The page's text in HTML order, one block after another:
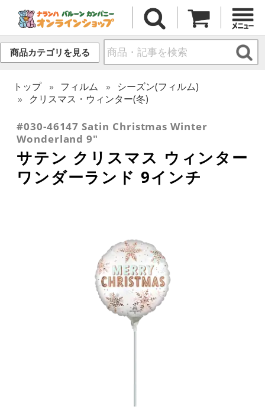
商品カテゴリを見る
トップ フィルム
シーズン(フィルム)
クリスマス・ウィンター(冬)
#030-46147 Satin Christmas Winter
Wonderland 9"
サテン クリスマス ウィンター
ワンダーランド 9インチ